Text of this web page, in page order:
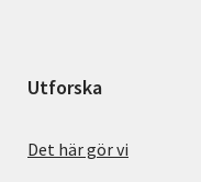
Utforska
Det här gör vi